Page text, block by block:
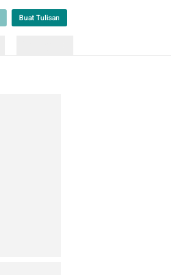
Buat Tulisan